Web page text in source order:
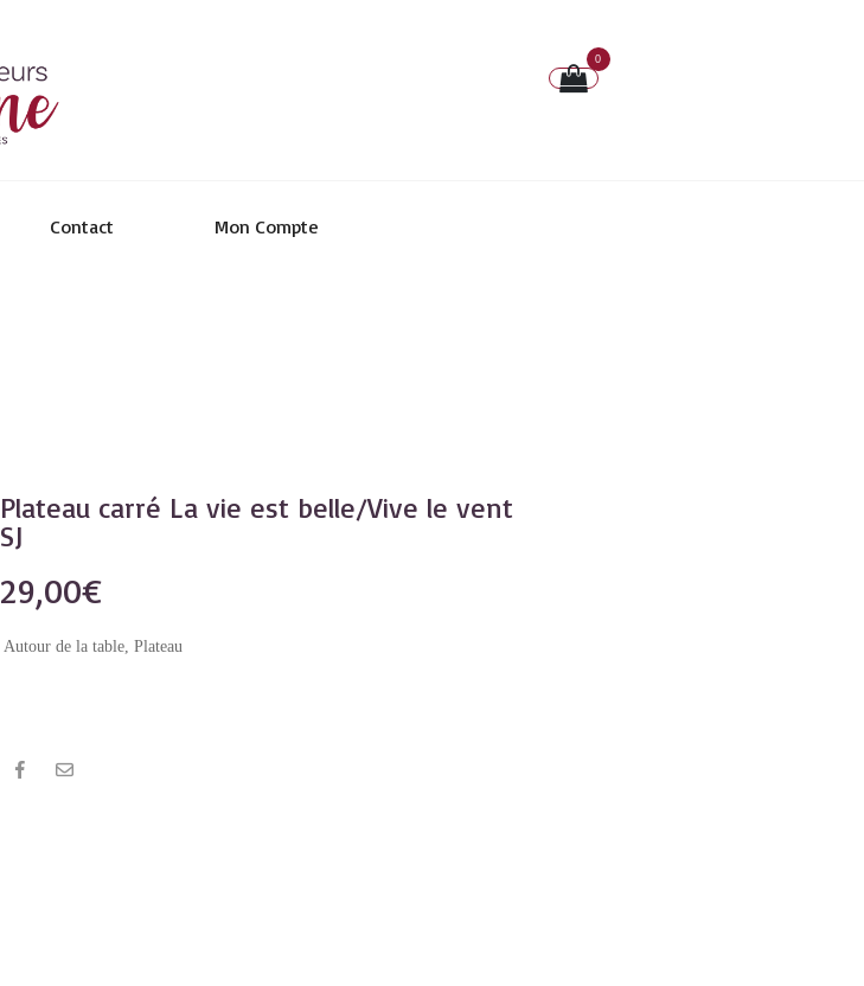
0
Contact Mon Compte
Plateau carré La vie est belle/Vive le vent
SJ
29,00€
Autour de la table, Plateau